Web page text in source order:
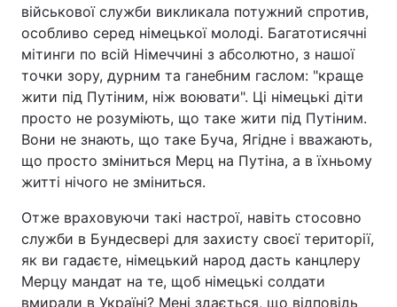
військової служби викликала потужний спротив,
особливо серед німецької молоді. Багатотисячні
мітинги по всій Німеччині з абсолютно, з нашої
точки зору, дурним та ганебним гаслом: "краще
жити під Путіним, ніж воювати". Ці німецькі діти
просто не розуміють, що таке жити під Путіним.
Вони не знають, що таке Буча, Ягідне і вважають,
що просто зміниться Мерц на Путіна, а в їхньому
житті нічого не зміниться.
Отже враховуючи такі настрої, навіть стосовно
служби в Бундесвері для захисту своєї території,
як ви гадаєте, німецький народ дасть канцлеру
Мерцу мандат на те, щоб німецькі солдати
вмирали в Україні? Мені здається, що відповідь